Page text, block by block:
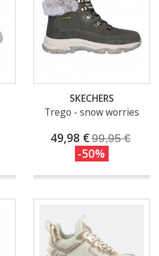
SKECHERS
Trego - snow worries
49,98 €99,95 €
-50%